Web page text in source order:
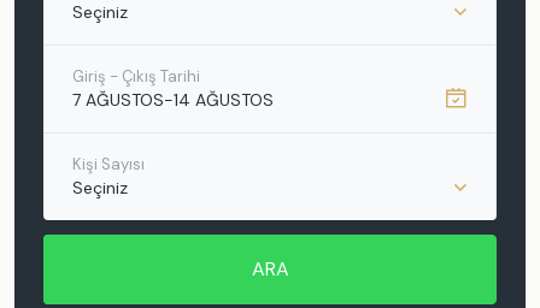
Seçiniz
Giriş - Çıkış Tarihi
7 AĞUSTOS-14 AĞUSTOS
Kişi Sayısı
Seçiniz
ARA